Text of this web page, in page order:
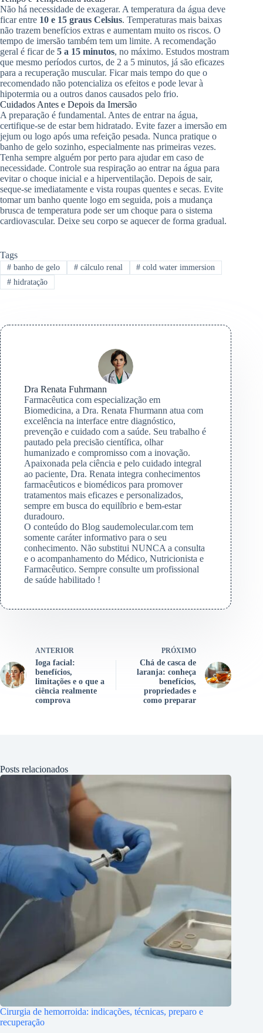
Não há necessidade de exagerar. A temperatura da água deve
ficar entre 10 e 15 graus Celsius. Temperaturas mais baixas
não trazem benefícios extras e aumentam muito os riscos. O
tempo de imersão também tem um limite. A recomendação
geral é ficar de 5 a 15 minutos, no máximo. Estudos mostram
que mesmo períodos curtos, de 2 a 5 minutos, já são eficazes
para a recuperação muscular. Ficar mais tempo do que o
recomendado não potencializa os efeitos e pode levar à
hipotermia ou a outros danos causados pelo frio.
Cuidados Antes e Depois da Imersão
A preparação é fundamental. Antes de entrar na água,
certifique-se de estar bem hidratado. Evite fazer a imersão em
jejum ou logo após uma refeição pesada. Nunca pratique o
banho de gelo sozinho, especialmente nas primeiras vezes.
Tenha sempre alguém por perto para ajudar em caso de
necessidade. Controle sua respiração ao entrar na água para
evitar o choque inicial e a hiperventilação. Depois de sair,
seque-se imediatamente e vista roupas quentes e secas. Evite
tomar um banho quente logo em seguida, pois a mudança
brusca de temperatura pode ser um choque para o sistema
cardiovascular. Deixe seu corpo se aquecer de forma gradual.
Tags
#banho de gelo #cálculo renal # cold water immersion
#hidratação
Dra Renata Fuhrmann
Farmacêutica com especialização em
Biomedicina, a Dra. Renata Fhurmann atua com
excelência na interface entre diagnóstico,
prevenção e cuidado com a saúde. Seu trabalho é
pautado pela precisão científica, olhar
humanizado e compromisso com a inovação.
Apaixonada pela ciência e pelo cuidado integral
ao paciente, Dra. Renata integra conhecimentos
farmacêuticos e biomédicos para promover
tratamentos mais eficazes e personalizados,
sempre em busca do equilíbrio e bem-estar
duradouro.
O conteúdo do Blog saudemolecular.com tem
somente caráter informativo para o seu
conhecimento. Não substitui NUNCA a consulta
e o acompanhamento do Médico, Nutricionista e
Farmacêutico. Sempre consulte um profissional
de saúde habilitado !
ANTERIOR
Ioga facial:
benefícios,
limitações e o que a
ciência realmente
comprova
PRÓXIMO
Chá de casca de
laranja: conheça
benefícios,
propriedades e
como preparar
Posts relacionados
Cirurgia de hemorroida: indicações, técnicas, preparo e
recuperação